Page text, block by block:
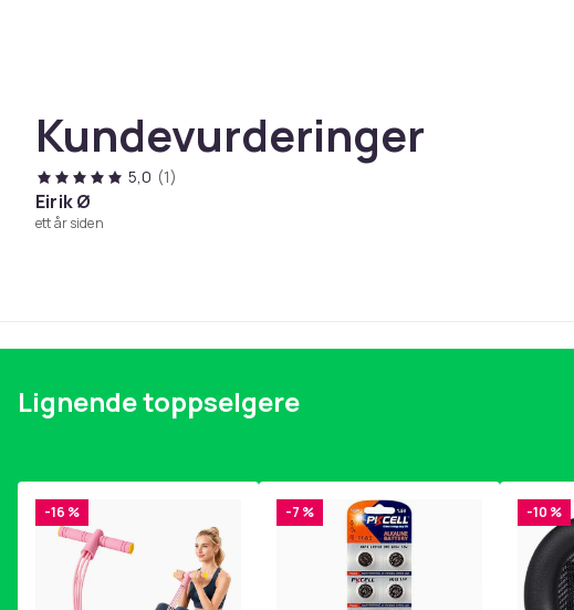
Materiale: EVA + fløyel
Pakken inkluderer:
1 x beskyttelsesveske
Produktsikkerhetsinformasjon
Kundevurderinger
5,0 (1)
Eirik Ø
ett år siden
Lignende toppselgere
-16 % -7 % -10 %